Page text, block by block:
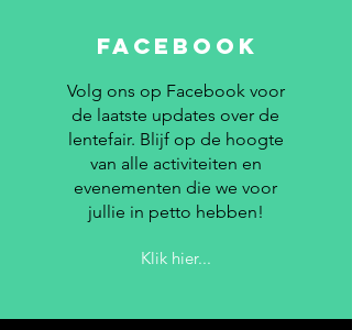
FACEBOOK
Volg ons op Facebook voor
de laatste updates over de
lentefair. Blijf op de hoogte
van alle activiteiten en
evenementen die we voor
jullie in petto hebben!
Klik hier...